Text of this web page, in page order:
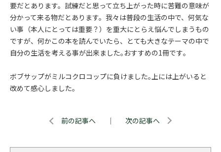
要だとあります。試練だと思って立ち上がった時に苦難の意味が
分かって来る物だとあります。我々は普段の生活の中で、何気な
い事（本人にとっては重要？）を重大にとらえ悩んでしまうもの
ですが、何かこの本を読んでいたら、とても大きなテーマの中で
自分の生活を考える事が出来ました｡おすすめの1冊です｡
ボブサップがミルコクロコップに負けました｡上には上がいると
改めて感心しました｡
前の記事へ ｜ 次の記事へ